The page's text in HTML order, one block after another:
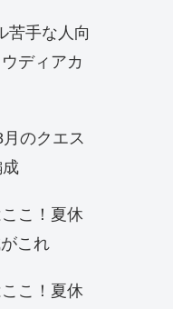
苦手な人向
ディアカ
のクエス
成
こ！夏休
これ
こ！夏休